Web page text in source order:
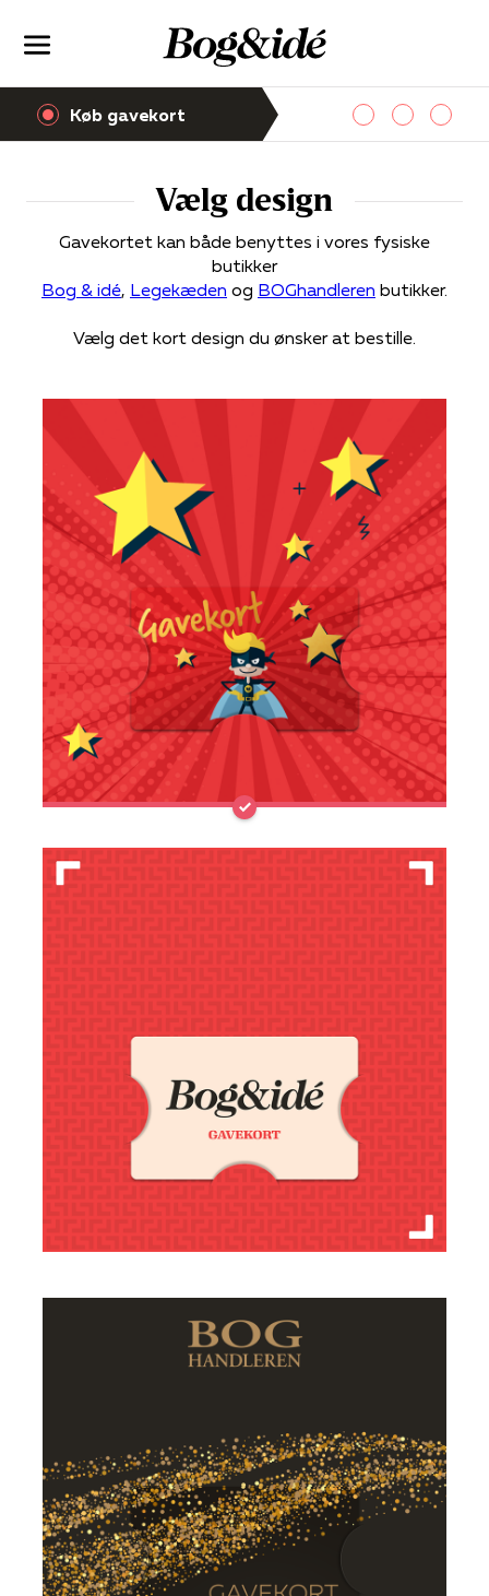
Køb gavekort
Vælg design
Gavekortet kan både benyttes i vores fysiske
butikker
Bog & idé, Legekæden og BOGhandleren butikker.
Vælg det kort design du ønsker at bestille.